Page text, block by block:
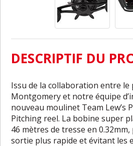
DESCRIPTIF DU
Issu de la collaboration entre le
Montgomery et notre équipe
nouveau moulinet Team Lew’s
Pitching reel. La bobine super
46 mètres de tresse en
sortie plus rapide et évitant les